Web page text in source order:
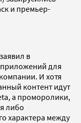
и премьер-
в
приложений для
И хотя
контент идут
а проморолики,
либо
характера между